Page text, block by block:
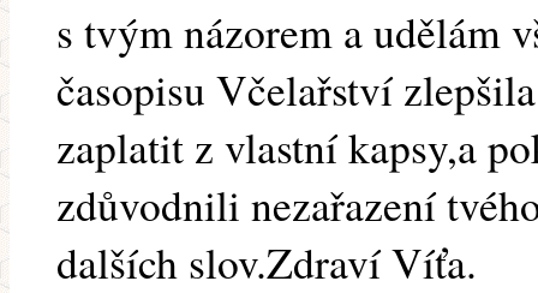
s tvým názorem a udělám
časopisu Včelařství
zaplatit z vlastní kapsy,a
zdůvodnili nezařazení
dalších slov.Zdraví Víťa.